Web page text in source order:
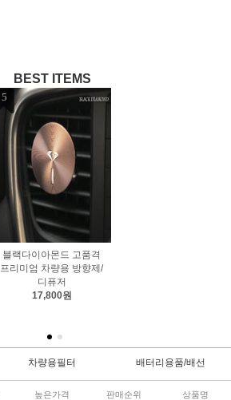
BEST ITEMS
2
삼지전장 매직전기혼 24
V/쌍혼/크락숀/바이크/로
우/하이혼
44,600원
차량용필터 배터리용품/배선
높은가격 판매순위 상품명